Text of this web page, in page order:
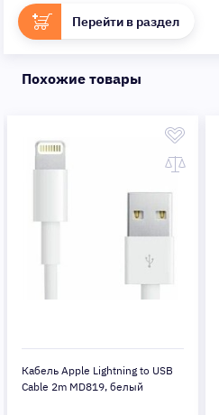
Перейти в раздел
Похожие товары
Кабель Apple Lightning to USB
Cable 2m MD819, белый